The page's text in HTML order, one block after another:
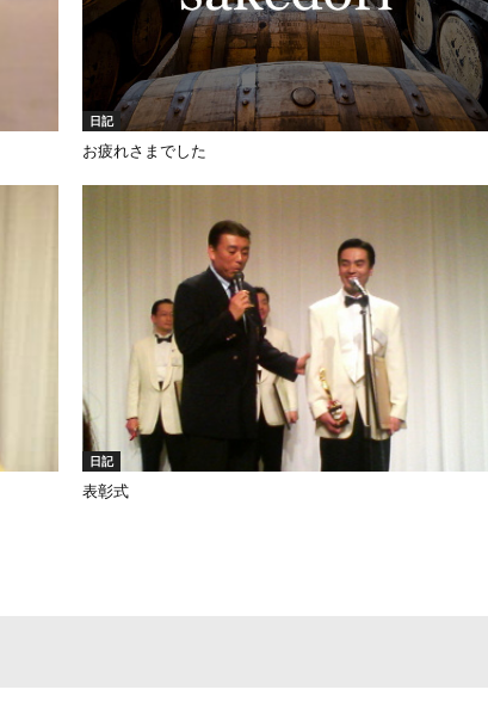
日記
お疲れさまでした
日記
表彰式